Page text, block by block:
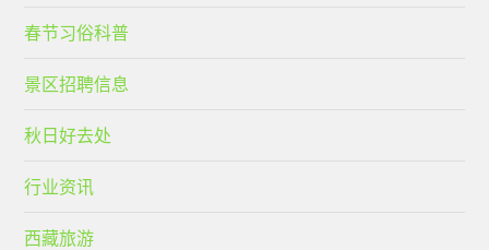
春节习俗科普
景区招聘信息
秋日好去处
行业资讯
西藏旅游